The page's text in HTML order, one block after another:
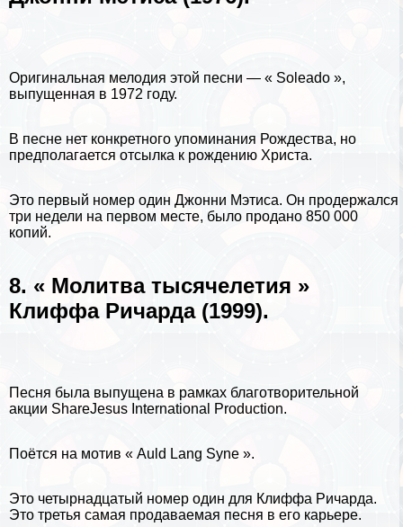
Оригинальная мелодия этой песни — « Soleado »,
выпущенная в 1972 году.
В песне нет конкретного упоминания Рождества, но
предполагается отсылка к рождению Христа.
Это первый номер один Джонни Мэтиса. Он продержался
три недели на первом месте, было продано 850 000
копий.
8. « Молитва тысячелетия »
Клиффа Ричарда (1999).
Песня была выпущена в рамках благотворительной
акции ShareJesus International Production.
Поётся на мотив « Auld Lang Syne ».
Это четырнадцатый номер один для Клиффа Ричарда.
Это третья самая продаваемая песня в его карьере.